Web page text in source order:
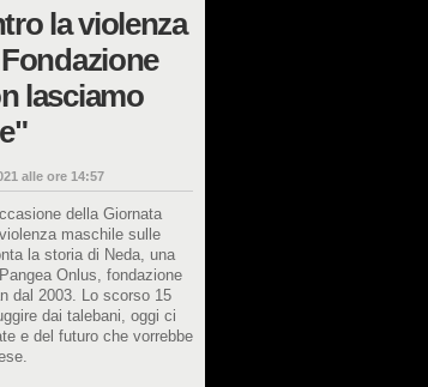
la violenza
lasciamo
alle ore 14:57
della Giornata
maschile sulle
la storia di Neda, una
Onlus, fondazione
dal 2003. Lo scorso 15
dai talebani, oggi ci
e del futuro che vorrebbe